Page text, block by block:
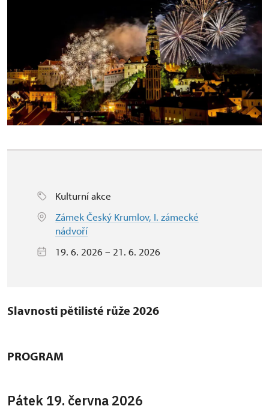
Kulturní akce
Zámek Český Krumlov, I. zámecké
nádvoří
19. 6. 2026 – 21. 6. 2026
Slavnosti pětilisté růže 2026
PROGRAM
Pátek 19. června 2026